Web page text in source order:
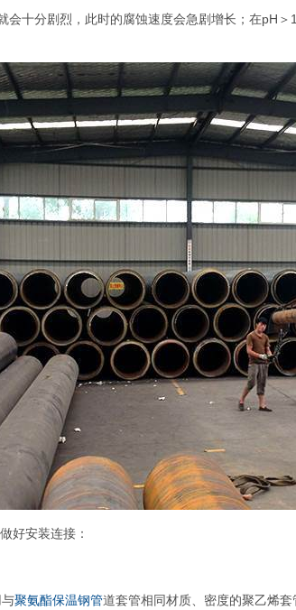
会十分剧烈，此时的腐蚀速度会急剧增长；在pH
好安装连接：
聚氨酯保温钢管道套管相同材质、密度的聚乙烯